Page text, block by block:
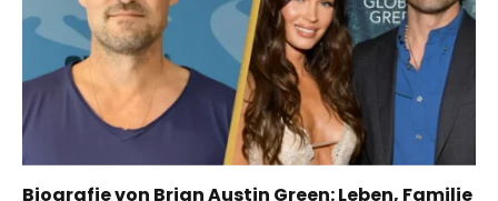
Biografie von Brian Austin Green: Leben, Familie